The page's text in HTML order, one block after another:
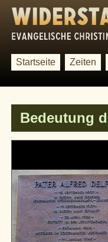
Startseite Zeiten
Bedeutung